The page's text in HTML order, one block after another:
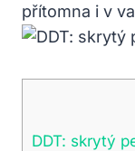
přítomna i v
DDT: skrytý